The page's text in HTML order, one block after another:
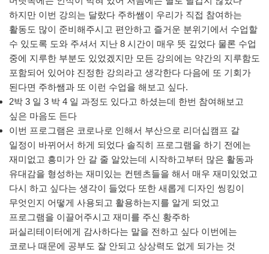
하지만 이번 강의는 달랐다 주하쌤이 우리가 직접 참여하는
활동도 많이 준비해주시고 편안하고 즐거운 분위기에서 수업할
수 있도록 도와 주셔서 지난 8 시간이 매우 뜻 깊었다 물론 수업
중에 지루한 부분도 있었겠지만 모든 강의에는 약간의 지루함도
포함되어 있어야 진정한 강의라고 생각한다 다음에 또 기회가
된다면 주하쌤과 또 이런 수업을 해보고 싶다.
2박 3 일 3 박 4 일 과정도 있다고 하셨는데 한번 참여해보고
싶은 마음도 든다
이번 프로그램은 코로나로 인해서 부산으로 리더십캠프 갈
일정이 바뀌어서 하게 되었다 솔직히 프로그램을 하기 전에는
재미없고 흥미가 안 갈 줄 알았는데 시작하고부터 많은 활동과
유대감을 형성하는 재미있는 컨텐츠들을 해서 매우 재미있었고
다시 하고 싶다는 생각이 들었다 또한 새롭게 디자인 씽킹이
무엇인지 어떻게 사용되고 활용하는지를 알게 되었고
프로그램을 이끌어주시고 재미를 주신 황주하
퍼실리테이터에게 감사하다는 말을 전하고 싶다 이번에는
코로나 때문에 공부도 잘 안되고 상상력도 없게 되가는 것